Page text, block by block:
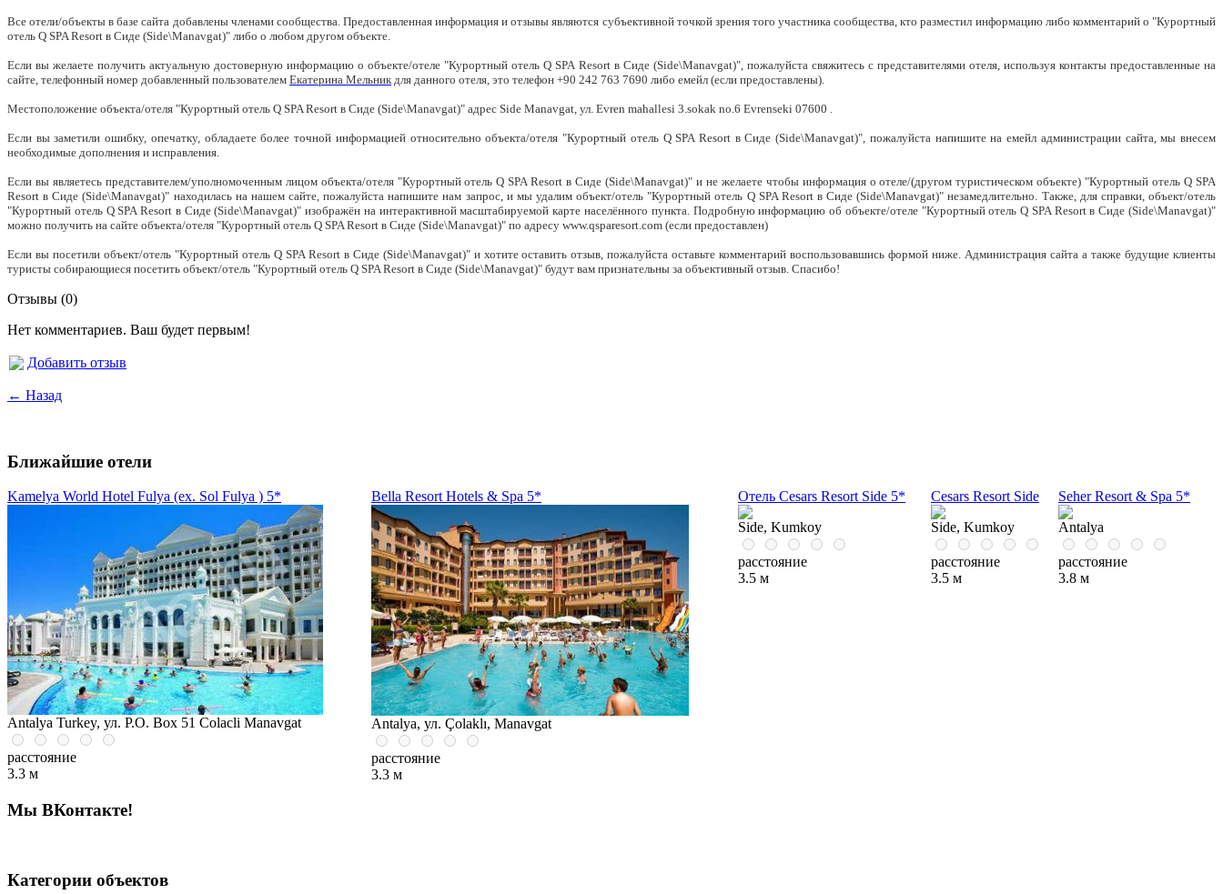
Все отели/объекты в базе сайта добавлены членами сообщества. Предоставленная информация и отзывы являются субъективной точкой зрения того участника сообщества, кто разместил информацию либо комментарий о "Курортный
отель Q SPA Resort в Сиде (Side\Manavgat)" либо о любом другом объекте.
Если вы желаете получить актуальную достоверную информацию о объекте/отеле "Курортный отель Q SPA Resort в Сиде (Side\Manavgat)", пожалуйста свяжитесь с представителями отеля, используя контакты предоставленные на
сайте, телефонный номер добавленный пользователем Екатерина Мельник для данного отеля, это телефон +90 242 763 7690 либо емейл (если предоставлены).
Местоположение объекта/отеля "Курортный отель Q SPA Resort в Сиде (Side\Manavgat)" адрес Side Manavgat, ул. Evren mahallesi 3.sokak no.6 Evrenseki 07600 .
Если вы заметили ошибку, опечатку, обладаете более точной информацией относительно объекта/отеля "Курортный отель Q SPA Resort в Сиде (Side\Manavgat)", пожалуйста напишите на емейл администрации сайта, мы внесем
необходимые дополнения и исправления.
Если вы являетесь представителем/уполномоченным лицом объекта/отеля "Курортный отель Q SPA Resort в Сиде (Side\Manavgat)" и не желаете чтобы информация о отеле/(другом туристическом объекте) "Курортный отель Q SPA
Resort в Сиде (Side\Manavgat)" находилась на нашем сайте, пожалуйста напишите нам запрос, и мы удалим объект/отель "Курортный отель Q SPA Resort в Сиде (Side\Manavgat)" незамедлительно. Также, для справки, объект/отель
"Курортный отель Q SPA Resort в Сиде (Side\Manavgat)" изображён на интерактивной масштабируемой карте населённого пункта. Подробную информацию об объекте/отеле "Курортный отель Q SPA Resort в Сиде (Side\Manavgat)"
можно получить на сайте объекта/отеля "Курортный отель Q SPA Resort в Сиде (Side\Manavgat)" по адресу www.qsparesort.com (если предоставлен)
Если вы посетили объект/отель "Курортный отель Q SPA Resort в Сиде (Side\Manavgat)" и хотите оставить отзыв, пожалуйста оставьте комментарий воспользовавшись формой ниже. Администрация сайта а также будущие клиенты
туристы собирающиеся посетить объект/отель "Курортный отель Q SPA Resort в Сиде (Side\Manavgat)" будут вам признательны за объективный отзыв. Спасибо!
Отзывы (0)
Нет комментариев. Ваш будет первым!
Добавить отзыв
← Назад
Ближайшие отели
Kamelya World Hotel Fulya (ex. Sol Fulya ) 5*
Antalya Turkey, ул. P.O. Box 51 Colacli Manavgat
расстояние
3.3 м
Bella Resort Hotels & Spa 5*
Antalya, ул. Çolaklı, Manavgat
расстояние
3.3 м
Отель Cesars Resort Side 5*
Side, Kumkoy
расстояние
3.5 м
Cesars Resort Side
Side, Kumkoy
расстояние
3.5 м
Seher Resort & Spa 5*
Antalya
расстояние
3.8 м
Мы ВКонтакте!
Категории объектов